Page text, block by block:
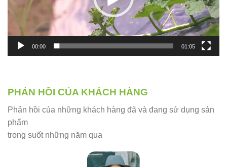
00:00 01:05
PHẢN HỒI CỦA KHÁCH HÀNG
Phản hồi của những khách hàng đã và đang sử dụng sản
phẩm
trong suốt những năm qua